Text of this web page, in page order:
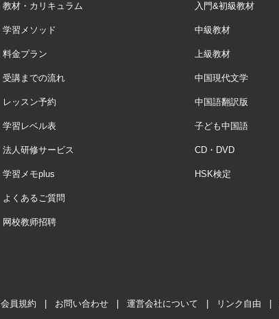
教材・カリキュラム
学習メソッド
料金プラン
受講までの流れ
レッスン予約
学習レベル表
法人研修サービス
学習メモplus
よくあるご質問
网校教师招聘
入門&初級教材
中級教材
上級教材
中国現代文学
中国語翻訳版
子ども中国語
CD・DVD
HSK検定
会員規約 お問い合わせ 運営会社について リンク自由